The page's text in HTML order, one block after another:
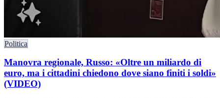
Politica
Manovra regionale, Russo: «Oltre un miliardo di
euro, ma i cittadini chiedono dove siano finiti i soldi»
(VIDEO)